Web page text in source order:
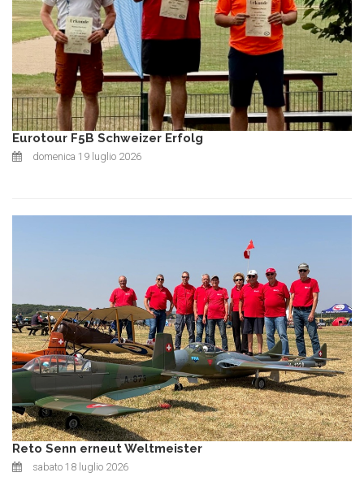
Eurotour F5B Schweizer Erfolg
domenica 19 luglio 2026
Reto Senn erneut Weltmeister
sabato 18 luglio 2026